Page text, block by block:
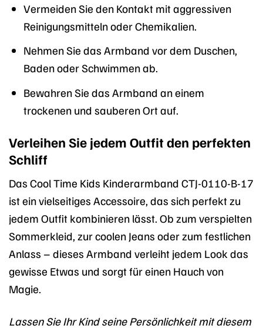
Vermeiden Sie den Kontakt mit aggressiven
Reinigungsmitteln oder Chemikalien.
Nehmen Sie das Armband vor dem Duschen,
Baden oder Schwimmen ab.
Bewahren Sie das Armband an einem
trockenen und sauberen Ort auf.
Verleihen Sie jedem Outfit den perfekten
Schliff
Das Cool Time Kids Kinderarmband CTJ-0110-B-17
ist ein vielseitiges Accessoire, das sich perfekt zu
jedem Outfit kombinieren lässt. Ob zum verspielten
Sommerkleid, zur coolen Jeans oder zum festlichen
Anlass – dieses Armband verleiht jedem Look das
gewisse Etwas und sorgt für einen Hauch von
Magie.
Lassen Sie Ihr Kind seine Persönlichkeit mit diesem